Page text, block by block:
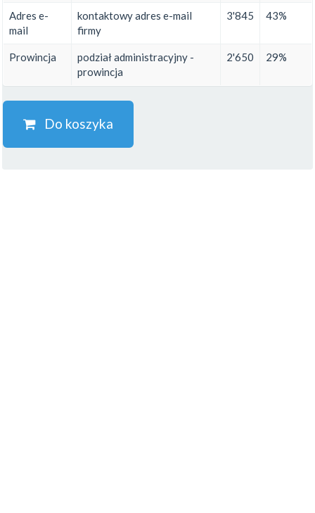
Adres e-
mail
kontaktowy adres e-mail
firmy
3'845 43%
Prowincja
podział administracyjny -
prowincja
2'650 29%
Do koszyka